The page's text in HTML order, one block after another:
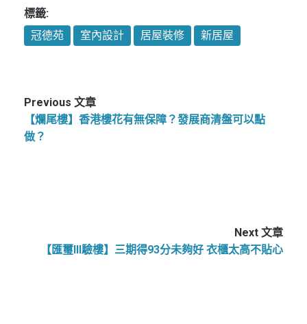
標籤:
冠德苑
室內設計 居屋裝修 新居屋
Previous 文章
【爛尾樓】香港樓花有無保障？發展商清盤可以點
做？
Next 文章
【匯璽III驗樓】三期得93分未夠好 衣櫃太高不貼心